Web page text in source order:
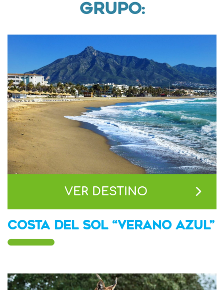
GRUPO:
VER DESTINO
COSTA DEL SOL “VERANO AZUL”